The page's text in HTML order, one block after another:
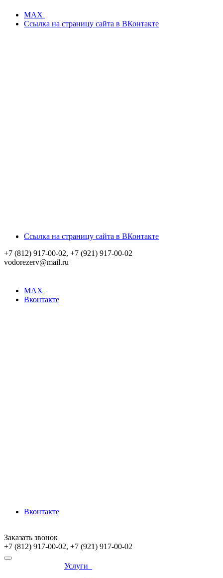
MAX
Ссылка на страницу сайта в ВКонтакте
Ссылка на страницу сайта в ВКонтакте
+7 (812) 917-00-02, +7 (921) 917-00-02
vodorezerv@mail.ru
MAX
Вконтакте
Вконтакте
Заказать звонок
+7 (812) 917-00-02, +7 (921) 917-00-02
Услуги